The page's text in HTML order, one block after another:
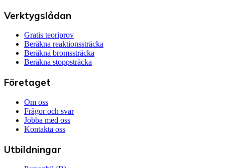
Verktygslådan
Gratis teoriprov
Beräkna reaktionssträcka
Beräkna bromssträcka
Beräkna stoppsträcka
Företaget
Om oss
Frågor och svar
Jobba med oss
Kontakta oss
Utbildningar